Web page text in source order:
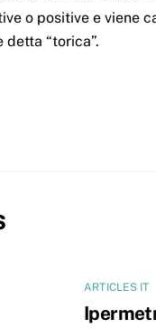
o positive e viene
“torica”.
ARTICLES IT